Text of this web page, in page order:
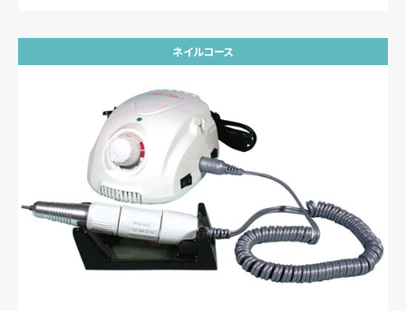
ネイルコース